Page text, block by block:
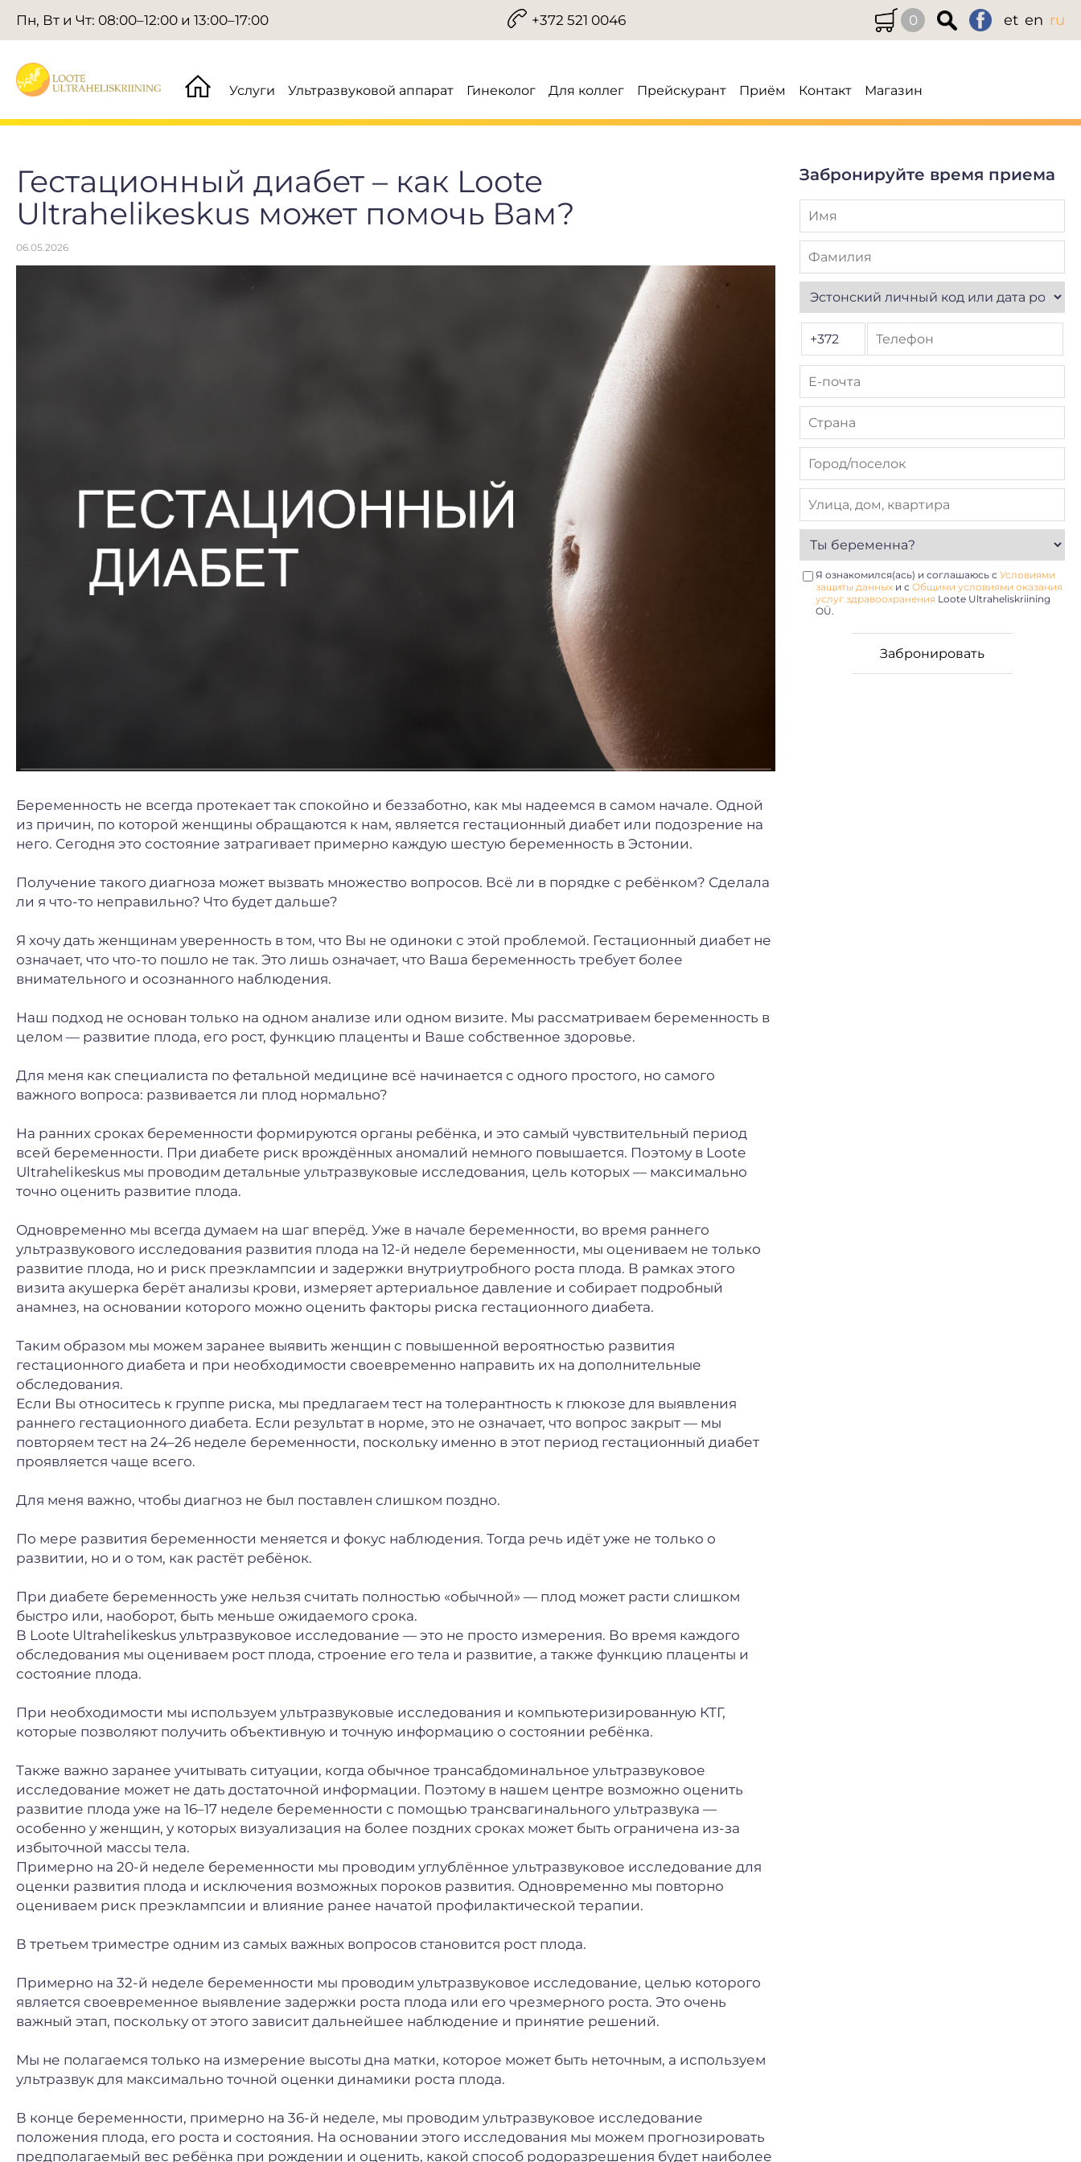
Пн, Вт и Чт: 08:00–12:00 и 13:00–17:00 +372 521 0046 0 et en ru
Услуги Ультразвуковой аппарат Гинеколог Для коллег Прейскурант Приём Контакт Магазин
Гестационный диабет – как Loote
Ultrahelikeskus может помочь Вам?
06.05.2026
Беременность не всегда протекает так спокойно и беззаботно, как мы надеемся в самом начале. Одной
из причин, по которой женщины обращаются к нам, является гестационный диабет или подозрение на
него. Сегодня это состояние затрагивает примерно каждую шестую беременность в Эстонии.
Получение такого диагноза может вызвать множество вопросов. Всё ли в порядке с ребёнком? Сделала
ли я что-то неправильно? Что будет дальше?
Я хочу дать женщинам уверенность в том, что Вы не одиноки с этой проблемой. Гестационный диабет не
означает, что что-то пошло не так. Это лишь означает, что Ваша беременность требует более
внимательного и осознанного наблюдения.
Наш подход не основан только на одном анализе или одном визите. Мы рассматриваем беременность в
целом — развитие плода, его рост, функцию плаценты и Ваше собственное здоровье.
Для меня как специалиста по фетальной медицине всё начинается с одного простого, но самого
важного вопроса: развивается ли плод нормально?
На ранних сроках беременности формируются органы ребёнка, и это самый чувствительный период
всей беременности. При диабете риск врождённых аномалий немного повышается. Поэтому в Loote
Ultrahelikeskus мы проводим детальные ультразвуковые исследования, цель которых — максимально
точно оценить развитие плода.
Одновременно мы всегда думаем на шаг вперёд. Уже в начале беременности, во время раннего
ультразвукового исследования развития плода на 12-й неделе беременности, мы оцениваем не только
развитие плода, но и риск преэклампсии и задержки внутриутробного роста плода. В рамках этого
визита акушерка берёт анализы крови, измеряет артериальное давление и собирает подробный
анамнез, на основании которого можно оценить факторы риска гестационного диабета.
Таким образом мы можем заранее выявить женщин с повышенной вероятностью развития
гестационного диабета и при необходимости своевременно направить их на дополнительные
обследования.
Если Вы относитесь к группе риска, мы предлагаем тест на толерантность к глюкозе для выявления
раннего гестационного диабета. Если результат в норме, это не означает, что вопрос закрыт — мы
повторяем тест на 24–26 неделе беременности, поскольку именно в этот период гестационный диабет
проявляется чаще всего.
Для меня важно, чтобы диагноз не был поставлен слишком поздно.
По мере развития беременности меняется и фокус наблюдения. Тогда речь идёт уже не только о
развитии, но и о том, как растёт ребёнок.
При диабете беременность уже нельзя считать полностью «обычной» — плод может расти слишком
быстро или, наоборот, быть меньше ожидаемого срока.
В Loote Ultrahelikeskus ультразвуковое исследование — это не просто измерения. Во время каждого
обследования мы оцениваем рост плода, строение его тела и развитие, а также функцию плаценты и
состояние плода.
При необходимости мы используем ультразвуковые исследования и компьютеризированную КТГ,
которые позволяют получить объективную и точную информацию о состоянии ребёнка.
Также важно заранее учитывать ситуации, когда обычное трансабдоминальное ультразвуковое
исследование может не дать достаточной информации. Поэтому в нашем центре возможно оценить
развитие плода уже на 16–17 неделе беременности с помощью трансвагинального ультразвука —
особенно у женщин, у которых визуализация на более поздних сроках может быть ограничена из-за
избыточной массы тела.
Примерно на 20-й неделе беременности мы проводим углублённое ультразвуковое исследование для
оценки развития плода и исключения возможных пороков развития. Одновременно мы повторно
оцениваем риск преэклампсии и влияние ранее начатой профилактической терапии.
В третьем триместре одним из самых важных вопросов становится рост плода.
Примерно на 32-й неделе беременности мы проводим ультразвуковое исследование, целью которого
является своевременное выявление задержки роста плода или его чрезмерного роста. Это очень
важный этап, поскольку от этого зависит дальнейшее наблюдение и принятие решений.
Мы не полагаемся только на измерение высоты дна матки, которое может быть неточным, а используем
ультразвук для максимально точной оценки динамики роста плода.
В конце беременности, примерно на 36-й неделе, мы проводим ультразвуковое исследование
положения плода, его роста и состояния. На основании этого исследования мы можем прогнозировать
предполагаемый вес ребёнка при рождении и оценить, какой способ родоразрешения будет наиболее
Забронируйте время приема
Я ознакомился(ась) и соглашаюсь с Условиями
защиты данных и с Общими условиями оказания
услуг здравоохранения Loote Ultraheliskriining
OÜ.